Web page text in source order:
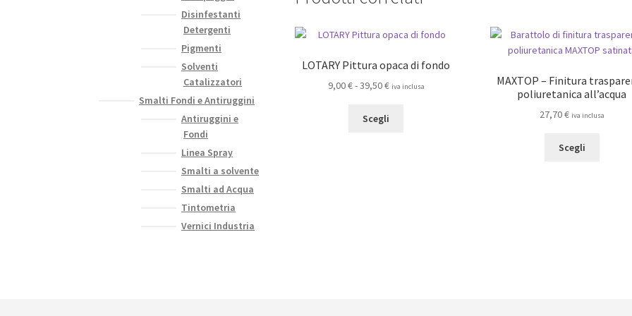
LOTARY Pittura opaca di fondo
9,00€-39,50€Fascia
prezzo:
iva inclusa
Scegli
MAXTOP – Finitura
poliuretanica all’acqua
27,70€ iva inclusa
Scegli
Disinfestanti
Detergenti
Pigmenti
Solventi
Catalizzatori
Smalti Fondi e Antiruggini
Antiruggini e
Fondi
Linea Spray
Smalti a solvente
Smalti ad Acqua
Tintometria
Vernici Industria